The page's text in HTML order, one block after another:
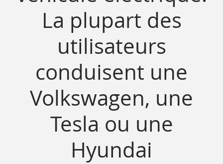
La plupart des
utilisateurs
conduisent une
Volkswagen, une
Tesla ou une
Hyundai